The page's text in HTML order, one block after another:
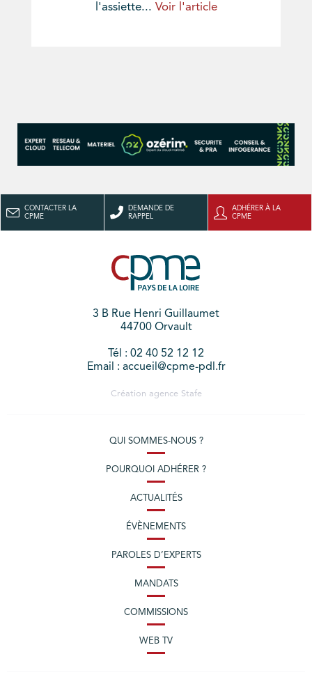
l'assiette... Voir l'article
CONTACTER LA
CPME
DEMANDE DE
RAPPEL
ADHÉRER À LA
CPME
3 B Rue Henri Guillaumet
44700 Orvault
Tél : 02 40 52 12 12
Email : accueil@cpme-pdl.fr
Création agence Stafe
QUI SOMMES-NOUS ?
POURQUOI ADHÉRER ?
ACTUALITÉS
ÉVÈNEMENTS
PAROLES D’EXPERTS
MANDATS
COMMISSIONS
WEB TV